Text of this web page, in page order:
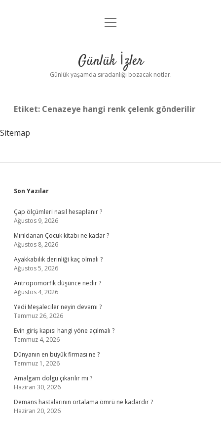
Anasayfa
Yasal Uyarı
menüyü
Günlük İzler
Günlük yaşamda sıradanlığı bozacak notlar.
Etiket: Cenazeye hangi renk çelenk gönderilir
Sitemap
Sidebar
Son Yazılar
Çap ölçümleri nasıl hesaplanır ?
Ağustos 9, 2026
Mırıldanan Çocuk kitabı ne kadar ?
Ağustos 8, 2026
Ayakkabılık derinliği kaç olmalı ?
Ağustos 5, 2026
Antropomorfik düşünce nedir ?
Ağustos 4, 2026
Yedi Meşaleciler neyin devamı ?
Temmuz 26, 2026
Evin giriş kapısı hangi yöne açılmalı ?
Temmuz 4, 2026
Dünyanın en büyük firması ne ?
Temmuz 1, 2026
Amalgam dolgu çıkarılır mı ?
Haziran 30, 2026
Demans hastalarının ortalama ömrü ne kadardır ?
Haziran 20, 2026